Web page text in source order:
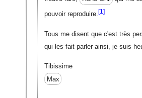
pouvoir reproduire.[1]
Tous me disent que c'est très
qui les fait parler ainsi, je suis
Tibissime
Max